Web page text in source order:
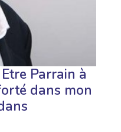
Parrain à
dans mon